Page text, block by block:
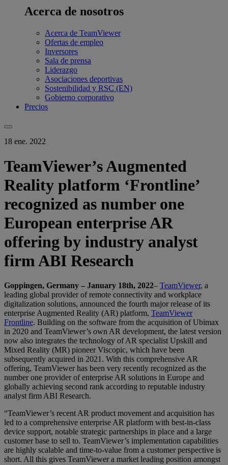
Acerca de nosotros
Acerca de TeamViewer
Ofertas de empleo
Inversores
Sala de prensa
Liderazgo
Asociaciones deportivas
Sostenibilidad y RSC (EN)
Gobierno corporativo
Precios
18 ene. 2022
TeamViewer’s Augmented
Reality platform ‘Frontline’
recognized as number one
European enterprise AR
offering by industry analyst
firm ABI Research
Goppingen, Germany – January 18th, 2022– TeamViewer, a
leading global provider of remote connectivity and workplace
digitalization solutions, announced the fourth major release of its
enterprise Augmented Reality (AR) platform, TeamViewer
Frontline. Building on the software from the acquisition of Ubimax
in 2020 and TeamViewer’s own AR development, the latest version
now also integrates the technology of AR specialist Upskill and
Mixed Reality (MR) pioneer Viscopic, which have been
subsequently acquired in 2021. With this comprehensive AR
offering, TeamViewer has been very recently recognized as the
number one provider of enterprise AR solutions in Europe and
globally achieving second rank according to reputable industry
analyst firm ABI Research.
“TeamViewer’s recent AR product movement and acquisition has
led to a comprehensive enterprise AR platform with best-in-class
device support, notable strategic partnerships in place and a large
customer base to sell to. TeamViewer’s implementation capabilities
are highly scalable and time-to-value from a customer perspective is
short. All this gives TeamViewer a market leading position amongst